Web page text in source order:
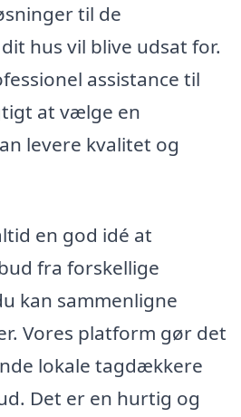
til de
hus vil blive udsat for.
assistance til
at vælge en
levere kvalitet og
en god idé at
fra forskellige
kan sammenligne
Vores platform gør det
lokale tagdækkere
Det er en hurtig og